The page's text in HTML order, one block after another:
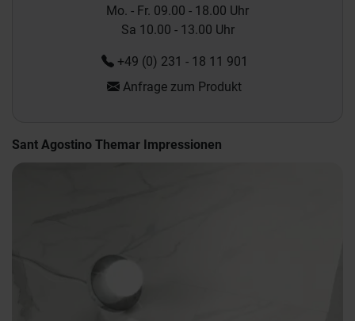
Mo. - Fr. 09.00 - 18.00 Uhr
Sa 10.00 - 13.00 Uhr
+49 (0) 231 - 18 11 901
Anfrage zum Produkt
Sant Agostino Themar Impressionen